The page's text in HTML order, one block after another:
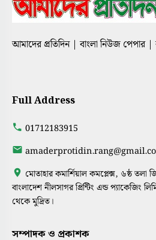
আমাদের প্রতিদিন | বাংলা নিউজ পেপার
Full Address
01712183915
মোতাহার কমার্শিয়াল কমপ্লেক্স, ৬ষ্ঠ
বাংলাদেশ নীলসাগর প্রিন্টিং এন্ড প্যাকেজিং
থেকে মুদ্রিত।
সম্পাদক ও প্রকাশক